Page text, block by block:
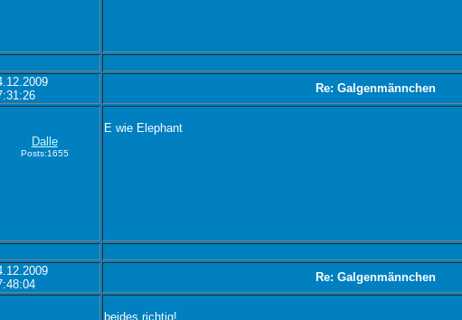
Re: Galgenmännchen
Dalle
Posts:1655
E wie Elephant
Re: Galgenmännchen
beides richtig!